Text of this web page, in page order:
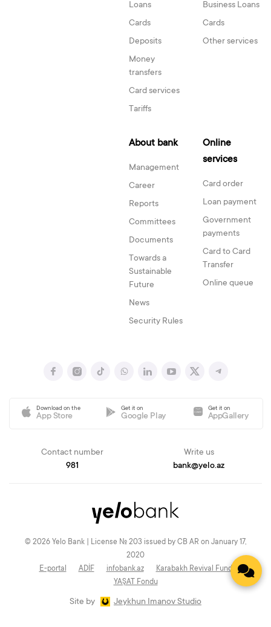
Loans
Cards
Deposits
Money
transfers
Card services
Tariffs
Business Loans
Cards
Other services
About bank
Management
Career
Reports
Committees
Documents
Towards a
Sustainable
Future
News
Security Rules
Online
services
Card order
Loan payment
Government
payments
Card to Card
Transfer
Online queue
Download on the
App Store
Get it on
Google Play
Get it on
AppGallery
Contact number
981
Write us
bank@yelo.az
© 2026 Yelo Bank | License № 203 issued by CB AR on January 17,
2020
E-portal
ADİF infobank.az
Karabakh Revival Fund
YAŞAT Fondu
Site by Jeykhun Imanov Studio